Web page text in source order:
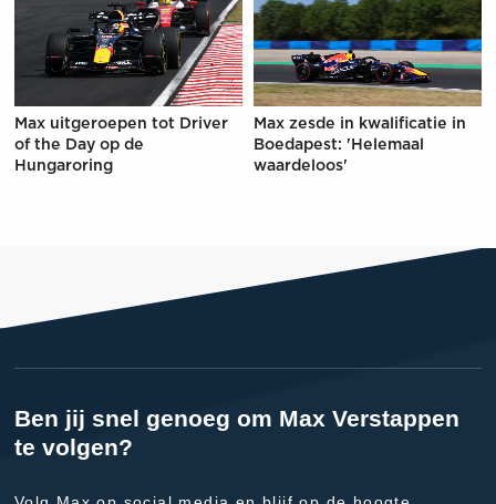
Max uitgeroepen tot Driver
of the Day op de
Hungaroring
Max zesde in kwalificatie in
Boedapest: 'Helemaal
waardeloos'
Ben jij snel genoeg om Max Verstappen
te volgen?